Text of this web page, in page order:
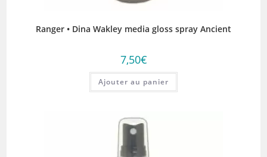
Ranger • Dina Wakley media gloss spray Ancient
7,50€
Ajouter au panier